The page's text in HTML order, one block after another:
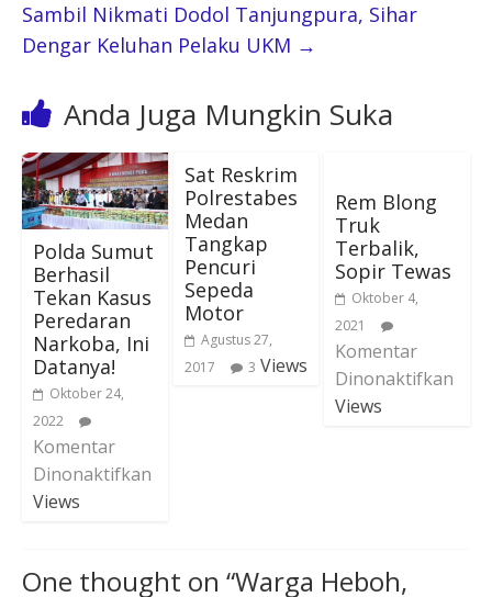
Sambil Nikmati Dodol Tanjungpura, Sihar
Dengar Keluhan Pelaku UKM →
Anda Juga Mungkin Suka
Polda Sumut
Berhasil
Tekan Kasus
Peredaran
Narkoba, Ini
Datanya!
Oktober 24,
2022
Komentar
Dinonaktifkan
Views
Sat Reskrim
Polrestabes
Medan
Tangkap
Pencuri
Sepeda
Motor
Agustus 27,
2017
3 Views
Rem Blong
Truk
Terbalik,
Sopir Tewas
Oktober 4,
2021
Komentar
Dinonaktifkan
Views
One thought on “Warga Heboh,